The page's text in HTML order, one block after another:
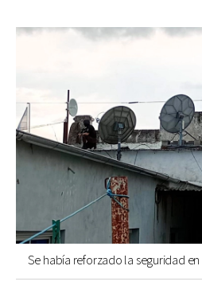
Se había reforzado la seguridad